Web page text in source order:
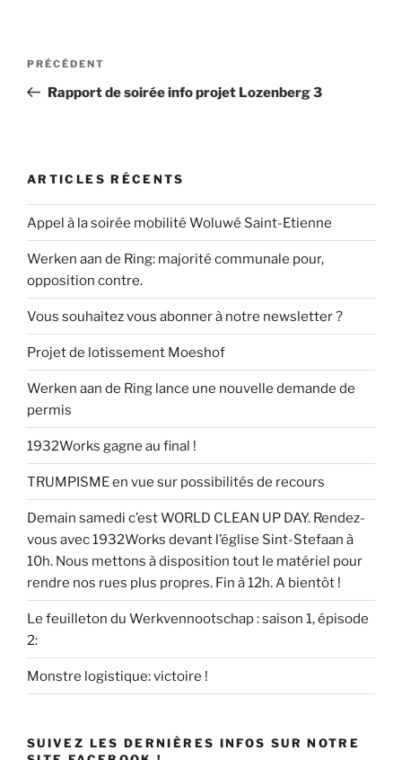
Navigation
l’article
Article
précédent
PRÉCÉDENT
Rapport de soirée info projet Lozenberg 3
ARTICLES RÉCENTS
Appel à la soirée mobilité Woluwé Saint-Etienne
Werken aan de Ring: majorité communale pour,
opposition contre.
Vous souhaitez vous abonner à notre newsletter ?
Projet de lotissement Moeshof
Werken aan de Ring lance une nouvelle demande de
permis
1932Works gagne au final !
TRUMPISME en vue sur possibilités de recours
Demain samedi c’est WORLD CLEAN UP DAY. Rendez-
vous avec 1932Works devant l’église Sint-Stefaan à
10h. Nous mettons à disposition tout le matériel pour
rendre nos rues plus propres. Fin à 12h. A bientôt !
Le feuilleton du Werkvennootschap : saison 1, épisode
2:
Monstre logistique: victoire !
SUIVEZ LES DERNIÈRES INFOS SUR NOTRE